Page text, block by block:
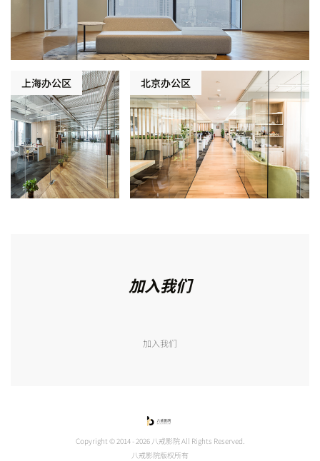
上海办公区 北京办公区
加入我们
加入我们
Copyright © 2014 - 2026 八戒影院 All Rights Reserved.
八戒影院版权所有